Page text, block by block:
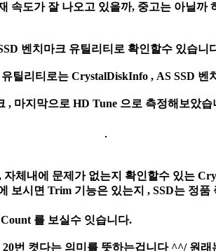
속도가 잘 나오고 있을까, 중고는 아닐까
벤치마크 유틸리티로 확인할수 있습니
틸리티로는 CrystalDiskInfo , AS SSD 벤
, 마지막으로 HD Tune 으로 측정해보았습
자체내에 문제가 없는지 확인할수 있는
보시면 Trim 기능은 있는지 , SSD는 정품
를 보실수 잇습니다.
번 켯다는 의미를 뜻하는겁니다 ^^/ 원래